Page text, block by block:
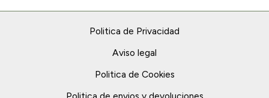
Politica de Privacidad
Aviso legal
Politica de Cookies